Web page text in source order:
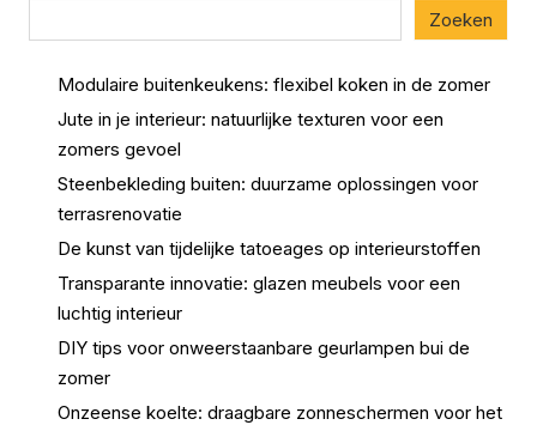
Zoeken
Modulaire buitenkeukens: flexibel koken in de zomer
Jute in je interieur: natuurlijke texturen voor een
zomers gevoel
Steenbekleding buiten: duurzame oplossingen voor
terrasrenovatie
De kunst van tijdelijke tatoeages op interieurstoffen
Transparante innovatie: glazen meubels voor een
luchtig interieur
DIY tips voor onweerstaanbare geurlampen bui de
zomer
Onzeense koelte: draagbare zonneschermen voor het